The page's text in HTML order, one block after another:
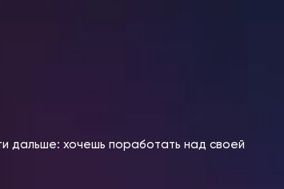
дальше: хочешь поработать над своей